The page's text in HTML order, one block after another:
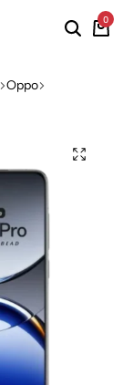
0
Oppo